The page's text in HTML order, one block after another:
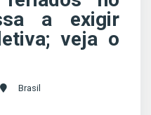
a exigir
veja o
Brasil